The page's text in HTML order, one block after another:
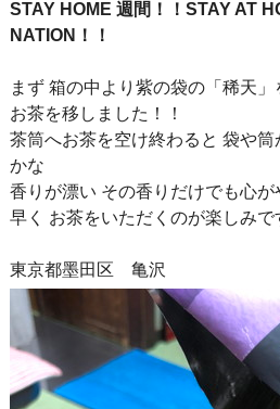
STAY HOME 週間！！ STAY AT
NATION！！
まず 箱の中より紫の袋の「稀天
お茶を移しました！！
茶筒へお茶を空け終わると 袋や
かな
香りが漂い その香りだけでも心が
早く お茶をいただくのが楽しみで
東京都墨田区 亀沢